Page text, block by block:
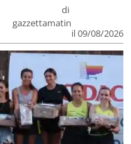
di
gazzettamatin
il 09/08/2026